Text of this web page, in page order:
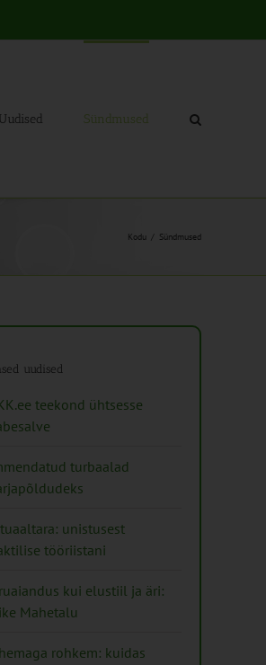
Uudised Sündmused
Kodu Sündmused
uudised
teekond ühtsesse
turbaalad
unistusest
tööriistani
kui elustiil ja äri:
Mahetalu
rohkem: kuidas